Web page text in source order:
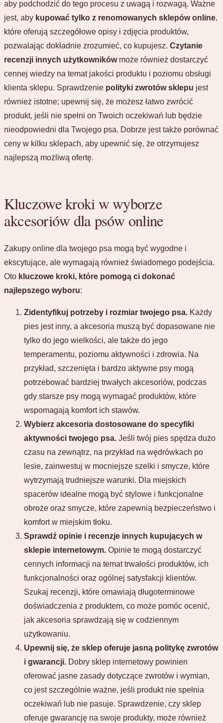
aby podchodzić do tego procesu z uwagą i rozwagą. Ważne
jest, aby kupować tylko z renomowanych sklepów online,
które oferują szczegółowe opisy i zdjęcia produktów,
pozwalając dokładnie zrozumieć, co kupujesz. Czytanie
recenzji innych użytkownikówmoże również dostarczyć
cennej wiedzy na temat jakości produktu i poziomu obsługi
klienta sklepu. Sprawdzenie polityki zwrotów sklepu jest
również istotne; upewnij się, że możesz łatwo zwrócić
produkt, jeśli nie spełni on Twoich oczekiwań lub będzie
nieodpowiedni dla Twojego psa. Dobrze jest także porównać
ceny w kilku sklepach, aby upewnić się, że otrzymujesz
najlepszą możliwą ofertę.
Kluczowe kroki w wyborze
akcesoriów dla psów online
Zakupy online dla twojego psa mogą być wygodne i
ekscytujące, ale wymagają również świadomego podejścia.
Oto kluczowe kroki, które pomogą ci dokonać
najlepszego wyboru:
Zidentyfikuj potrzeby i rozmiar twojego psa. Każdy
pies jest inny, a akcesoria muszą być dopasowane nie
tylko do jego wielkości, ale także do jego
temperamentu, poziomu aktywności i zdrowia. Na
przykład, szczenięta i bardzo aktywne psy mogą
potrzebować bardziej trwałych akcesoriów, podczas
gdy starsze psy mogą wymagać produktów, które
wspomagają komfort ich stawów.
Wybierz akcesoria dostosowane do specyfiki
aktywności twojego psa. Jeśli twój pies spędza dużo
czasu na zewnątrz, na przykład na wędrówkach po
lesie, zainwestuj w mocniejsze szelki i smycze, które
wytrzymają trudniejsze warunki. Dla miejskich
spacerów idealne mogą być stylowe i funkcjonalne
obroże oraz smycze, które zapewnią bezpieczeństwo i
komfort w miejskim tłoku.
Sprawdź opinie i recenzje innych kupujących w
sklepie internetowym. Opinie te mogą dostarczyć
cennych informacji na temat trwałości produktów, ich
funkcjonalności oraz ogólnej satysfakcji klientów.
Szukaj recenzji, które omawiają długoterminowe
doświadczenia z produktem, co może pomóc ocenić,
jak akcesoria sprawdzają się w codziennym
użytkowaniu.
Upewnij się, że sklep oferuje jasną politykę zwrotów
i gwarancji. Dobry sklep internetowy powinien
oferować jasne zasady dotyczące zwrotów i wymian,
co jest szczególnie ważne, jeśli produkt nie spełnia
oczekiwań lub nie pasuje. Sprawdzenie, czy sklep
oferuje gwarancję na swoje produkty, może również